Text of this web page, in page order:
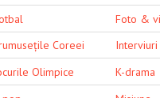
Foto &
Coreei
Interviuri
Olimpice
K-drama